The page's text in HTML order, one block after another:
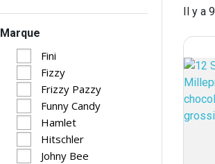
Marque
Fini
Fizzy
Frizzy Pazzy
Funny Candy
Hamlet
Hitschler
Johny Bee
Il y a